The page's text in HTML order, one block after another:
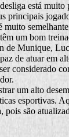
está
principais
um bom
de Munique,
de atuar em
considerado
um alto
esportivas.
são